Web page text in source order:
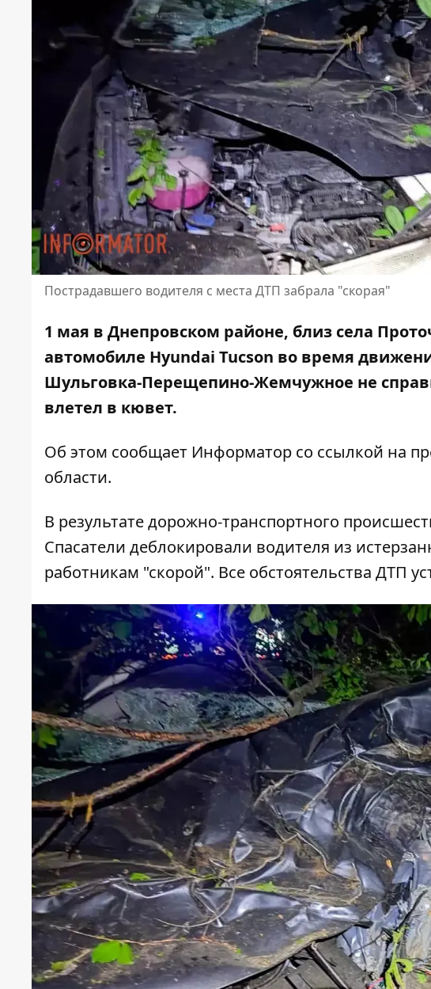
Пострадавшего водителя с места ДТП забрала "скорая"
1 мая в Днепровском районе, близ села
автомобиле Hyundai Tucson во время
Шульговка-Перещепино-Жемчужное не
влетел в кювет.
Об этом сообщает Информатор со ссылкой на
области.
В результате дорожно-транспортного
Спасатели деблокировали водителя из
работникам "скорой". Все обстоятельства ДТП